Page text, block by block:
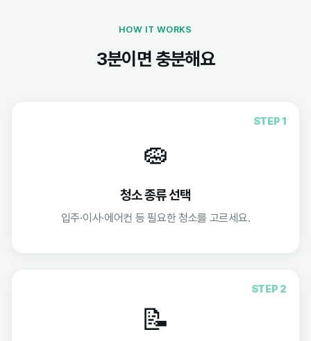
HOW IT WORKS
3분이면 충분해요
STEP 1
🧽
청소 종류 선택
입주·이사·에어컨 등 필요한 청소를 고르세요.
STEP 2
📝